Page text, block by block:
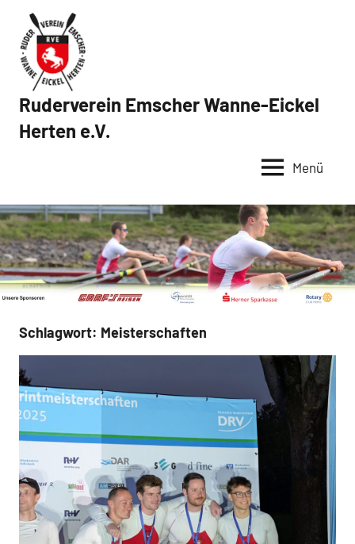
Inhalt
springen
Ruderverein Emscher Wanne-Eickel
Herten e.V.
Menü
Schlagwort: Meisterschaften